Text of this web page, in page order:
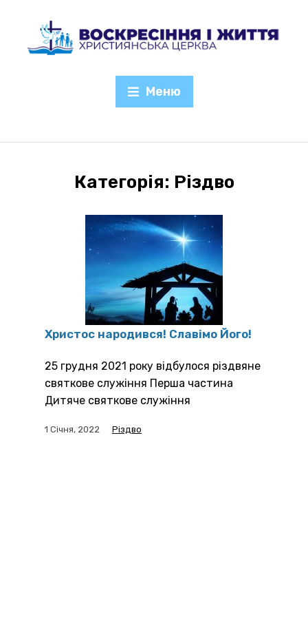
Меню
Категорія: Різдво
Христос народився! Славімо Його!
25 грудня 2021 року відбулося різдвяне
святкове служіння Перша частина
Дитяче святкове служіння
1 Січня, 2022 Різдво